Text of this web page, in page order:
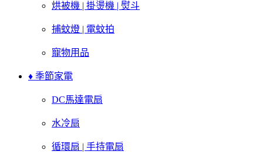
烘被機 | 掛燙機 | 熨斗
捕蚊燈 | 電蚊拍
寵物用品
♦ 季節家電
DC馬達電扇
水冷扇
循環扇 | 手持電扇